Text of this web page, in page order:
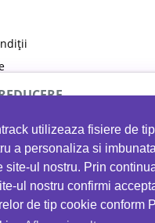
utilizeaza fisiere de
a personaliza si
site-ul nostru. Prin
ul nostru confirmi
de tip cookie conform
MYPROTEIN
la orice comandă
EATTRACK